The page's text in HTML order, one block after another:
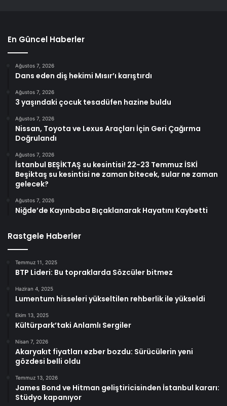
En Güncel Haberler
Ağustos 7, 2026
Dans eden diş hekimi Mısır’ı karıştırdı
Ağustos 7, 2026
3 yaşındaki çocuk tesadüfen hazine buldu
Ağustos 7, 2026
Nissan, Toyota ve Lexus Araçları İçin Geri Çağırma
Doğrulandı
Ağustos 7, 2026
İstanbul BEŞİKTAŞ su kesintisi! 22-23 Temmuz İSKİ
Beşiktaş su kesintisi ne zaman bitecek, sular ne zaman
gelecek?
Ağustos 7, 2026
Niğde’de Kayınbaba Bıçaklanarak Hayatını Kaybetti
Rastgele Haberler
Temmuz 11, 2025
BTP Lideri: Bu topraklarda Sözcüler bitmez
Haziran 4, 2025
Lumentum hisseleri yükseltilen rehberlik ile yükseldi
Ekim 13, 2025
Kültürpark’taki Anlamlı Sergiler
Nisan 7, 2026
Akaryakıt fiyatları ezber bozdu: Sürücülerin yeni
gözdesi belli oldu
Temmuz 13, 2026
James Bond ve Hitman geliştiricisinden İstanbul kararı:
Stüdyo kapanıyor